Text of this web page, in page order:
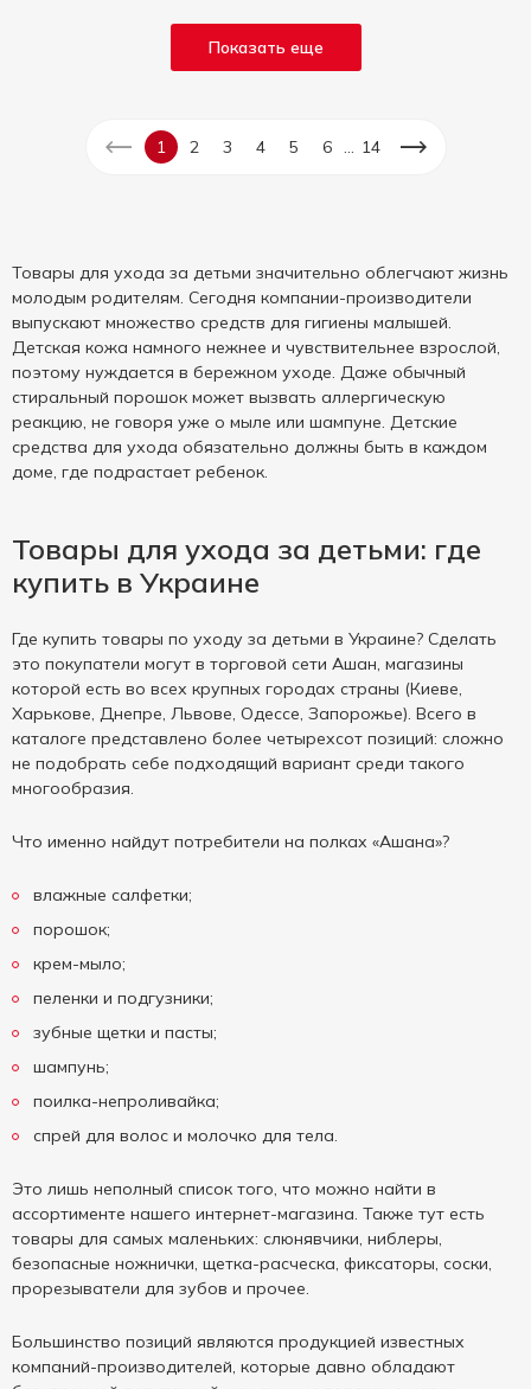
Показать еще
1 2 3 4 5 6 14
Товары для ухода за детьми значительно облегчают жизнь
молодым родителям. Сегодня компании-производители
выпускают множество средств для гигиены малышей.
Детская кожа намного нежнее и чувствительнее взрослой,
поэтому нуждается в бережном уходе. Даже обычный
стиральный порошок может вызвать аллергическую
реакцию, не говоря уже о мыле или шампуне. Детские
средства для ухода обязательно должны быть в каждом
доме, где подрастает ребенок.
Товары для ухода за детьми: где
купить в Украине
Где купить товары по уходу за детьми в Украине? Сделать
это покупатели могут в торговой сети Ашан, магазины
которой есть во всех крупных городах страны (Киеве,
Харькове, Днепре, Львове, Одессе, Запорожье). Всего в
каталоге представлено более четырехсот позиций: сложно
не подобрать себе подходящий вариант среди такого
многообразия.
Что именно найдут потребители на полках «Ашана»?
влажные салфетки;
порошок;
крем-мыло;
пеленки и подгузники;
зубные щетки и пасты;
шампунь;
поилка-непроливайка;
спрей для волос и молочко для тела.
Это лишь неполный список того, что можно найти в
ассортименте нашего интернет-магазина. Также тут есть
товары для самых маленьких: слюнявчики, ниблеры,
безопасные ножнички, щетка-расческа, фиксаторы, соски,
прорезыватели для зубов и прочее.
Большинство позиций являются продукцией известных
компаний-производителей, которые давно обладают